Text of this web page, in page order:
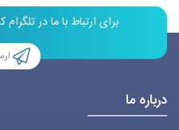
برای ارتباط با ما در
درباره ما